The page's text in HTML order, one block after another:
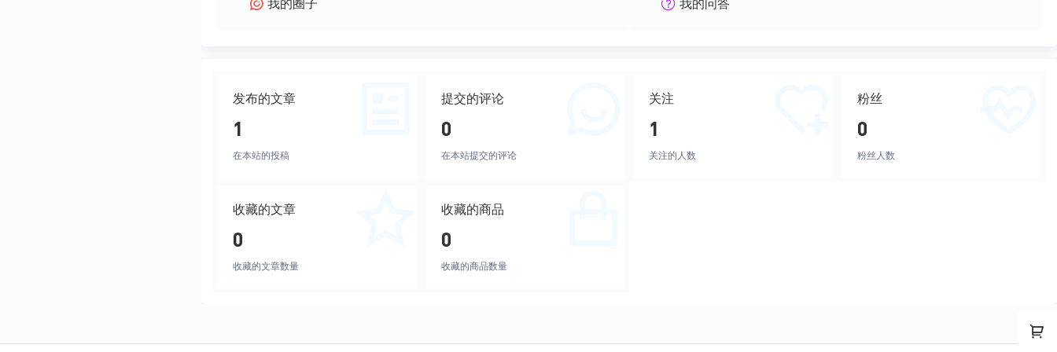
我的圈子 我的问答
发布的文章
1
在本站的投稿
提交的评论
0
在本站提交的评论
关注
1
关注的人数
粉丝
0
粉丝人数
收藏的文章
0
收藏的文章数量
收藏的商品
0
收藏的商品数量